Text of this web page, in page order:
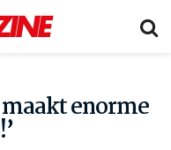
enorme